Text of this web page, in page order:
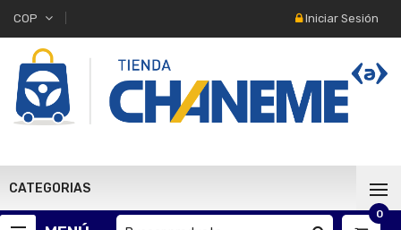
COP Iniciar Sesión
CATEGORIAS
0